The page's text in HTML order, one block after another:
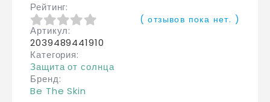
Рейтинг
0из 5
( отзывов пока нет. )
Артикул
2039489441910
Категория
Защита от солнца
Бренд
Be The Skin